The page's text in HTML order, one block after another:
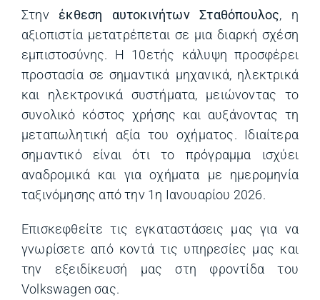
Στην έκθεση αυτοκινήτων Σταθόπουλος, η
αξιοπιστία μετατρέπεται σε μια διαρκή σχέση
εμπιστοσύνης. Η 10ετής κάλυψη προσφέρει
προστασία σε σημαντικά μηχανικά, ηλεκτρικά
και ηλεκτρονικά συστήματα, μειώνοντας το
συνολικό κόστος χρήσης και αυξάνοντας τη
μεταπωλητική αξία του οχήματος. Ιδιαίτερα
σημαντικό είναι ότι το πρόγραμμα ισχύει
αναδρομικά και για οχήματα με ημερομηνία
ταξινόμησης από την 1η Ιανουαρίου 2026.
Επισκεφθείτε τις εγκαταστάσεις μας για να
γνωρίσετε από κοντά τις υπηρεσίες μας και
την εξειδίκευσή μας στη φροντίδα του
Volkswagen σας.